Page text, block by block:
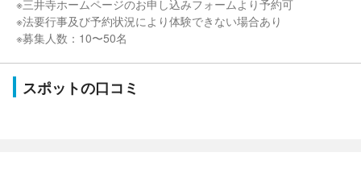
※三井寺ホームページのお申し込みフォームより予約可
※法要行事及び予約状況により体験できない場合あり
※募集人数：10〜50名
スポットの口コミ